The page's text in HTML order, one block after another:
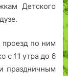
Детского
проезд по ним
с 11 утра до 6
праздничным